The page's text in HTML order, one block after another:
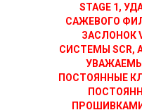
STAGE 1,
САЖЕВОГО
ЗАСЛОНОК
СИСТЕМЫ SCR,
ПОСТОЯННЫЕ